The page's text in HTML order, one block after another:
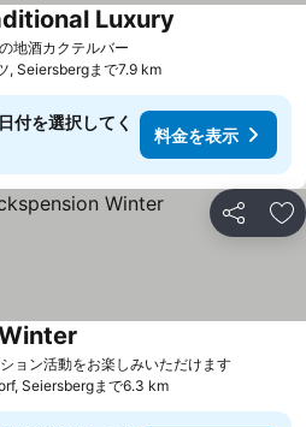
地酒カクテルバー
Luxury
, Seiersbergまで7.9 km
付を選択してく
料金を表示
シェア お
ョン活動をお楽しみいただけます
Seiersbergまで6.3 km